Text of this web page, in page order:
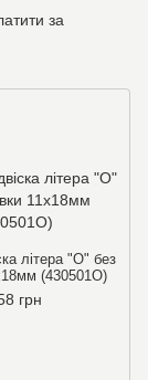
за
літера "O" без
(430501O)
грн